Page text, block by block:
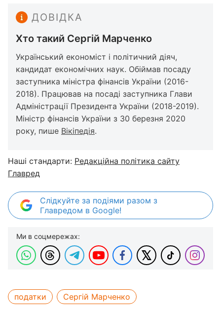
ДОВІДКА
Хто такий Сергій Марченко
Український економіст і політичний діяч,
кандидат економічних наук. Обіймав посаду
заступника міністра фінансів України (2016-
2018). Працював на посаді заступника Глави
Адміністрації Президента України (2018-2019).
Міністр фінансів України з 30 березня 2020
року, пише Вікіпедія.
Наші стандарти: Редакційна політика сайту
Главред
Слідкуйте за подіями разом з
Главредом в Google!
Ми в соцмережах:
податки Сергій Марченко